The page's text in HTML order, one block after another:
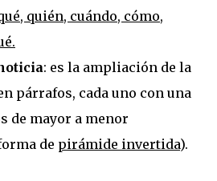
quién, cuándo, cómo,
: es la ampliación de la
párrafos, cada uno con una
de mayor a menor
de pirámide invertida).